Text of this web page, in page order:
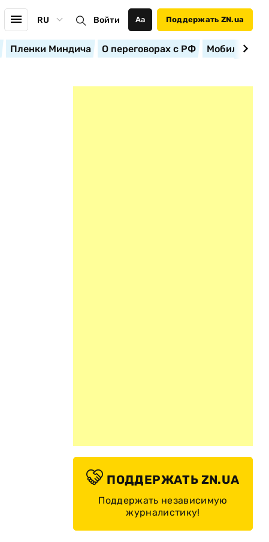
RU Войти Аа Поддержать ZN.ua
Пленки Миндича О переговорах с РФ
ПОДДЕРЖАТЬ ZN.UA
Поддержать независимую
журналистику!